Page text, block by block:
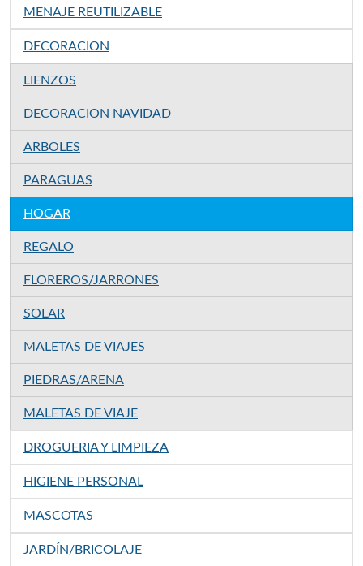
MENAJE REUTILIZABLE
DECORACION
LIENZOS
DECORACION NAVIDAD
ARBOLES
PARAGUAS
HOGAR
REGALO
FLOREROS/JARRONES
SOLAR
MALETAS DE VIAJES
PIEDRAS/ARENA
MALETAS DE VIAJE
DROGUERIA Y LIMPIEZA
HIGIENE PERSONAL
MASCOTAS
JARDÍN/BRICOLAJE